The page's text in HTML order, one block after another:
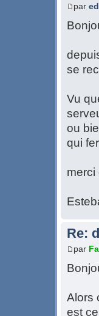
par
se
Vu
ou
qui
merci
Re:
par
Alors
est